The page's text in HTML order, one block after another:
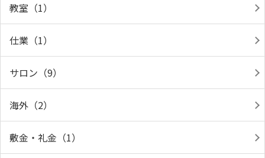
教室（1）
仕業（1）
サロン（9）
海外（2）
敷金・礼金（1）